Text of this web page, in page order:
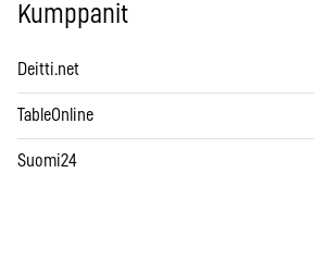
Kumppanit
Deitti.net
TableOnline
Suomi24